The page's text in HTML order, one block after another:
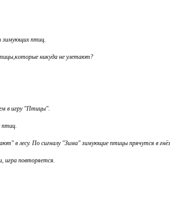
зимующих птиц.
никуда не улетают?
в игру "Птицы".
в лесу. По сигналу "Зима" зимующие птицы прячутся в
повторяется.